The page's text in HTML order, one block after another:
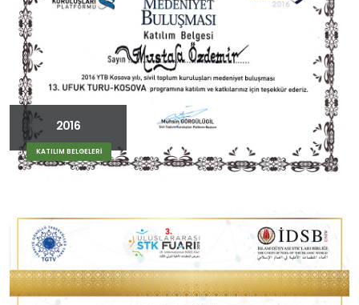
2016
KATILIM BELGELERİ